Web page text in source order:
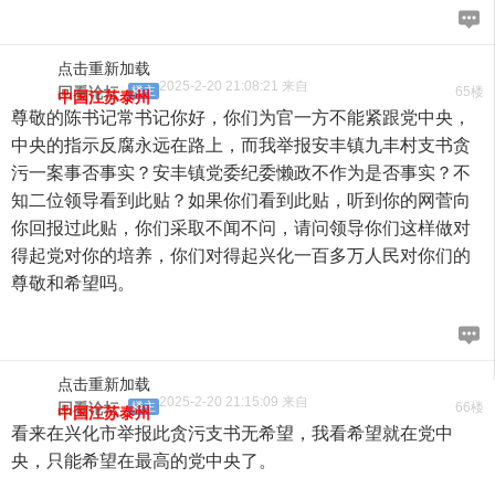
点击重新加载
65楼
回看论坛 楼主 2025-2-20 21:08:21 来自
中国江苏泰州
尊敬的陈书记常书记你好，你们为官一方不能紧跟党中央，
中央的指示反腐永远在路上，而我举报安丰镇九丰村支书贪
污一案事否事实？安丰镇党委纪委懒政不作为是否事实？不
知二位领导看到此贴？如果你们看到此贴，听到你的网菅向
你回报过此贴，你们采取不闻不问，请问领导你们这样做对
得起党对你的培养，你们对得起兴化一百多万人民对你们的
尊敬和希望吗。
点击重新加载
66楼
回看论坛 楼主 2025-2-20 21:15:09 来自
中国江苏泰州
看来在兴化市举报此贪污支书无希望，我看希望就在党中
央，只能希望在最高的党中央了。